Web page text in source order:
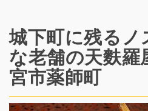
城下町に残るノ
な老舗の天麩羅
宮市薬師町